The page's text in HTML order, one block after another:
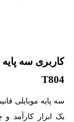
T804
یک ابزار کارآمد و